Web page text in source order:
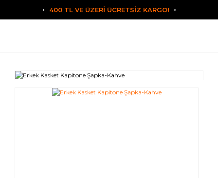
400 TL VE ÜZERİ ÜCRETSİZ KARGO!